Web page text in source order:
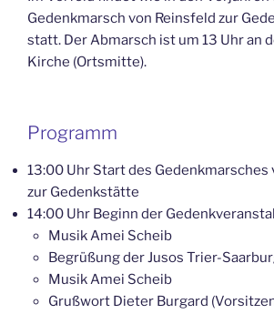
Gedenkmarsch von Reinsfeld zur
statt. Der Abmarsch ist um 13 Uhr an
Kirche (Ortsmitte).
Programm
13:00 Uhr Start des Gedenkmarsches
zur Gedenkstätte
14:00 Uhr Beginn der
Musik Amei Scheib
Begrüßung der Jusos Trier-
Musik Amei Scheib
Grußwort Dieter Burgard